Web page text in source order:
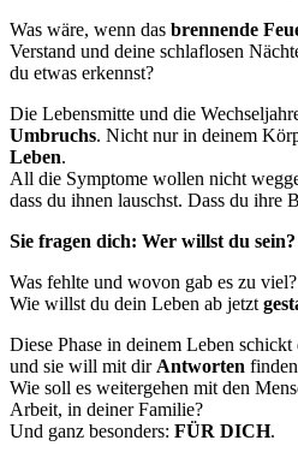
Was wäre, wenn das brennende
Verstand und deine schlaflosen
du etwas erkennst?
Die Lebensmitte und die
Umbruchs. Nicht nur in deinem
Leben.
All die Symptome wollen nicht
dass du ihnen lauschst. Dass du ihre
Sie fragen dich: Wer willst du
Was fehlte und wovon gab es zu viel?
Wie willst du dein Leben ab jetzt
Diese Phase in deinem Leben
und sie will mit dir Antworten
Wie soll es weitergehen mit den
Arbeit, in deiner Familie?
Und ganz besonders: FÜR DICH.